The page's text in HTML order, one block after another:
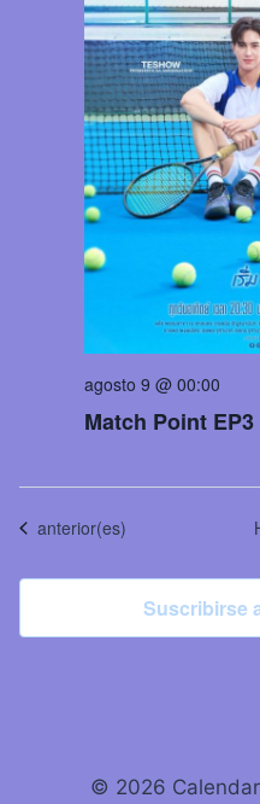
Match Point EP3
agosto 9 @ 00:00
Eventos
anterior(es)
Suscribirse
© 2026